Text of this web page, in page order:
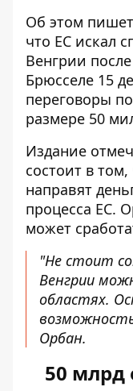
Об этом
что ЕС искал
Венгрии
Брюсселе 15
переговоры
размере 50
Издание
состоит в
направят
процесса ЕС.
может
"Не стоит
Венгрии
областях.
Орбан.
50 млрд